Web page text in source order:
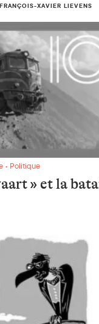
XAVIER LIEVENS
la bataille des
• Politique
» et la